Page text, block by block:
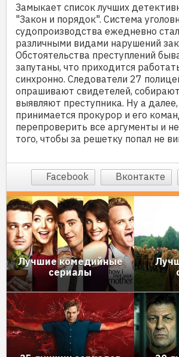
Замыкает список лучших
"Закон и порядок". Система
судопроизводства ежедневно
различными видами нарушений
Обстоятельства преступлений
запутаны, что приходится
синхронно. Следователи 27
опрашивают свидетелей,
выявляют преступника. Ну а
принимается прокурор и его
перепроверить все аргументы и
того, чтобы за решетку попал не
Facebook Вконтакте
Лучшие комедийные
сериалы